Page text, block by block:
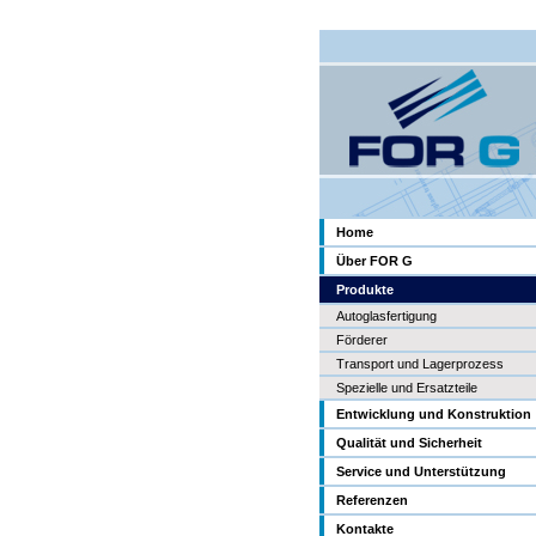
Home
Über FOR G
Produkte
Autoglasfertigung
Förderer
Transport und Lagerprozess
Spezielle und Ersatzteile
Entwicklung und Konstruktion
Qualität und Sicherheit
Service und Unterstützung
Referenzen
Kontakte